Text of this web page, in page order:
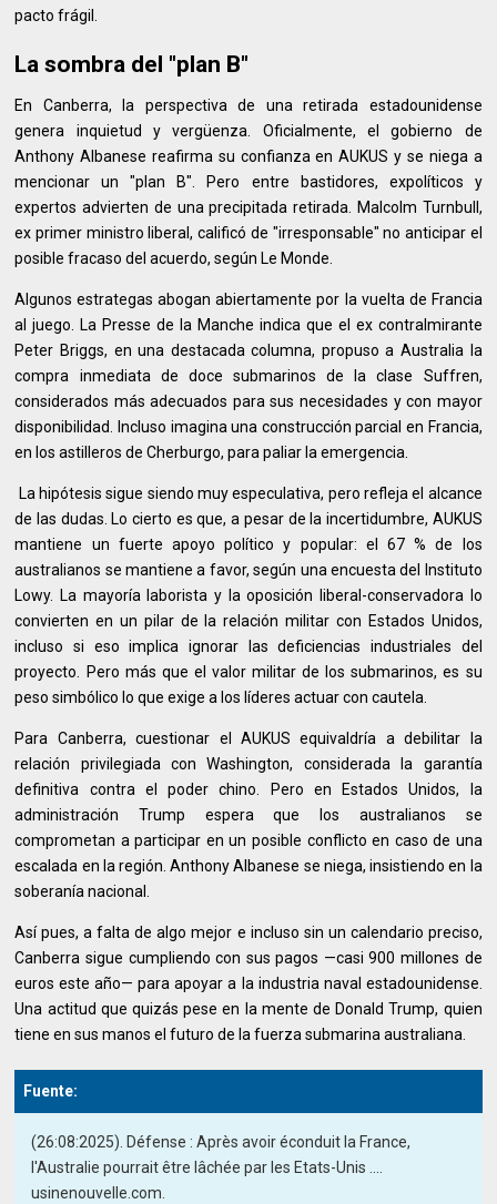
pacto frágil.
La sombra del "plan B"
En Canberra, la perspectiva de una retirada estadounidense
genera inquietud y vergüenza. Oficialmente, el gobierno de
Anthony Albanese reafirma su confianza en AUKUS y se niega a
mencionar un "plan B". Pero entre bastidores, expolíticos y
expertos advierten de una precipitada retirada. Malcolm Turnbull,
ex primer ministro liberal, calificó de "irresponsable" no anticipar el
posible fracaso del acuerdo, según Le Monde.
Algunos estrategas abogan abiertamente por la vuelta de Francia
al juego. La Presse de la Manche indica que el ex contralmirante
Peter Briggs, en una destacada columna, propuso a Australia la
compra inmediata de doce submarinos de la clase Suffren,
considerados más adecuados para sus necesidades y con mayor
disponibilidad. Incluso imagina una construcción parcial en Francia,
en los astilleros de Cherburgo, para paliar la emergencia.
La hipótesis sigue siendo muy especulativa, pero refleja el alcance
de las dudas. Lo cierto es que, a pesar de la incertidumbre, AUKUS
mantiene un fuerte apoyo político y popular: el 67 % de los
australianos se mantiene a favor, según una encuesta del Instituto
Lowy. La mayoría laborista y la oposición liberal-conservadora lo
convierten en un pilar de la relación militar con Estados Unidos,
incluso si eso implica ignorar las deficiencias industriales del
proyecto. Pero más que el valor militar de los submarinos, es su
peso simbólico lo que exige a los líderes actuar con cautela.
Para Canberra, cuestionar el AUKUS equivaldría a debilitar la
relación privilegiada con Washington, considerada la garantía
definitiva contra el poder chino. Pero en Estados Unidos, la
administración Trump espera que los australianos se
comprometan a participar en un posible conflicto en caso de una
escalada en la región. Anthony Albanese se niega, insistiendo en la
soberanía nacional.
Así pues, a falta de algo mejor e incluso sin un calendario preciso,
Canberra sigue cumpliendo con sus pagos —casi 900 millones de
euros este año— para apoyar a la industria naval estadounidense.
Una actitud que quizás pese en la mente de Donald Trump, quien
tiene en sus manos el futuro de la fuerza submarina australiana.
Fuente:
(26:08:2025). Défense : Après avoir éconduit la France,
l'Australie pourrait être lâchée par les Etats-Unis ....
usinenouvelle.com.